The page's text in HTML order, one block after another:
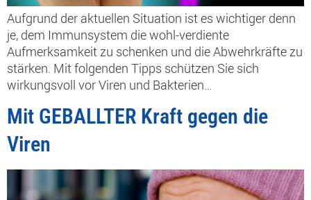
Aufgrund der aktuellen Situation ist es wichtiger denn
je, dem Immunsystem die wohl-verdiente
Aufmerksamkeit zu schenken und die Abwehrkräfte zu
stärken. Mit folgenden Tipps schützen Sie sich
wirkungsvoll vor Viren und Bakterien…
Mit GEBALLTER Kraft gegen die
Viren